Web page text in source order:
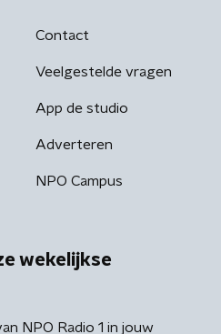
Contact
Veelgestelde vragen
App de studio
Adverteren
NPO Campus
wekelijkse
NPO Radio 1 in jouw